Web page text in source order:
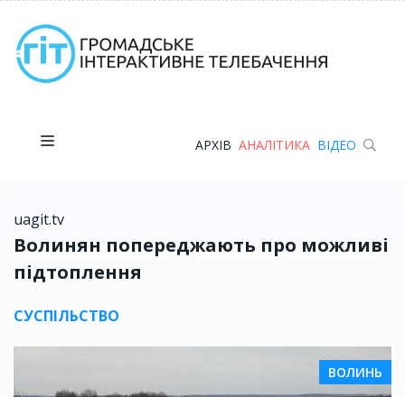
АРХІВ АНАЛІТИКА ВІДЕО
uagit.tv
Волинян попереджають про можливі
підтоплення
СУСПІЛЬСТВО
ВОЛИНЬ